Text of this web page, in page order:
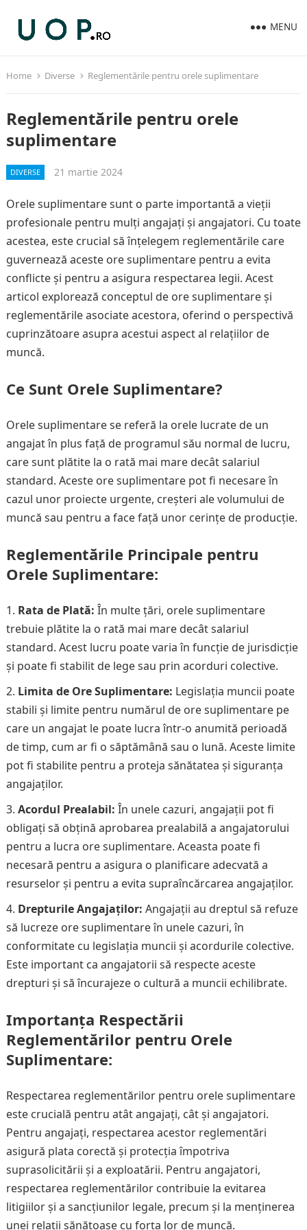
MENU
Home Diverse Reglementările pentru orele suplimentare
Reglementările pentru orele
suplimentare
DIVERSE 21 martie 2024
Orele suplimentare sunt o parte importantă a vieții
profesionale pentru mulți angajați și angajatori. Cu toate
acestea, este crucial să înțelegem reglementările care
guvernează aceste ore suplimentare pentru a evita
conflicte și pentru a asigura respectarea legii. Acest
articol explorează conceptul de ore suplimentare și
reglementările asociate acestora, oferind o perspectivă
cuprinzătoare asupra acestui aspect al relațiilor de
muncă.
Ce Sunt Orele Suplimentare?
Orele suplimentare se referă la orele lucrate de un
angajat în plus față de programul său normal de lucru,
care sunt plătite la o rată mai mare decât salariul
standard. Aceste ore suplimentare pot fi necesare în
cazul unor proiecte urgente, creșteri ale volumului de
muncă sau pentru a face față unor cerințe de producție.
Reglementările Principale pentru
Orele Suplimentare:
Rata de Plată: În multe țări, orele suplimentare
trebuie plătite la o rată mai mare decât salariul
standard. Acest lucru poate varia în funcție de jurisdicție
și poate fi stabilit de lege sau prin acorduri colective.
Limita de Ore Suplimentare: Legislația muncii poate
stabili și limite pentru numărul de ore suplimentare pe
care un angajat le poate lucra într-o anumită perioadă
de timp, cum ar fi o săptămână sau o lună. Aceste limite
pot fi stabilite pentru a proteja sănătatea și siguranța
angajaților.
Acordul Prealabil: În unele cazuri, angajații pot fi
obligați să obțină aprobarea prealabilă a angajatorului
pentru a lucra ore suplimentare. Aceasta poate fi
necesară pentru a asigura o planificare adecvată a
resurselor și pentru a evita supraîncărcarea angajaților.
Drepturile Angajaților: Angajații au dreptul să refuze
să lucreze ore suplimentare în unele cazuri, în
conformitate cu legislația muncii și acordurile colective.
Este important ca angajatorii să respecte aceste
drepturi și să încurajeze o cultură a muncii echilibrate.
Importanța Respectării
Reglementărilor pentru Orele
Suplimentare:
Respectarea reglementărilor pentru orele suplimentare
este crucială pentru atât angajați, cât și angajatori.
Pentru angajați, respectarea acestor reglementări
asigură plata corectă și protecția împotriva
suprasolicitării și a exploatării. Pentru angajatori,
respectarea reglementărilor contribuie la evitarea
litigiilor și a sancțiunilor legale, precum și la menținerea
unei relații sănătoase cu forța lor de muncă.